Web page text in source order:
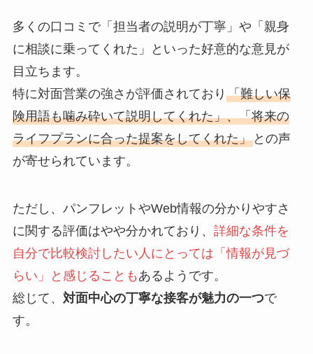
多くの口コミで「担当者の説明が丁寧」や「親身
に相談に乗ってくれた」といった好意的な意見が
目立ちます。
特に対面営業の強さが評価されており 「難しい保
険用語も噛み砕いて説明してくれた」、「将来の
ライフプランに合った提案をしてくれた」との声
が寄せられています。
ただし、パンフレットやWeb情報の分かりやすさ
に関する評価はやや分かれており、 詳細な条件を
自分で比較検討したい人にとっては「情報が見づ
らい」と感じることも あるようです。
総じて、 対面中心の丁寧な接客が魅力の一つで
す。